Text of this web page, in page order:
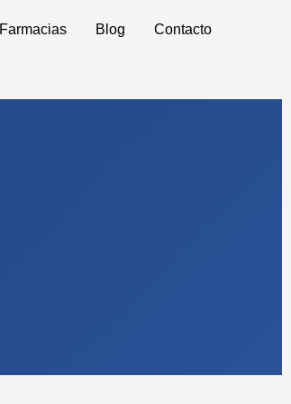
Farmacias Blog Contacto